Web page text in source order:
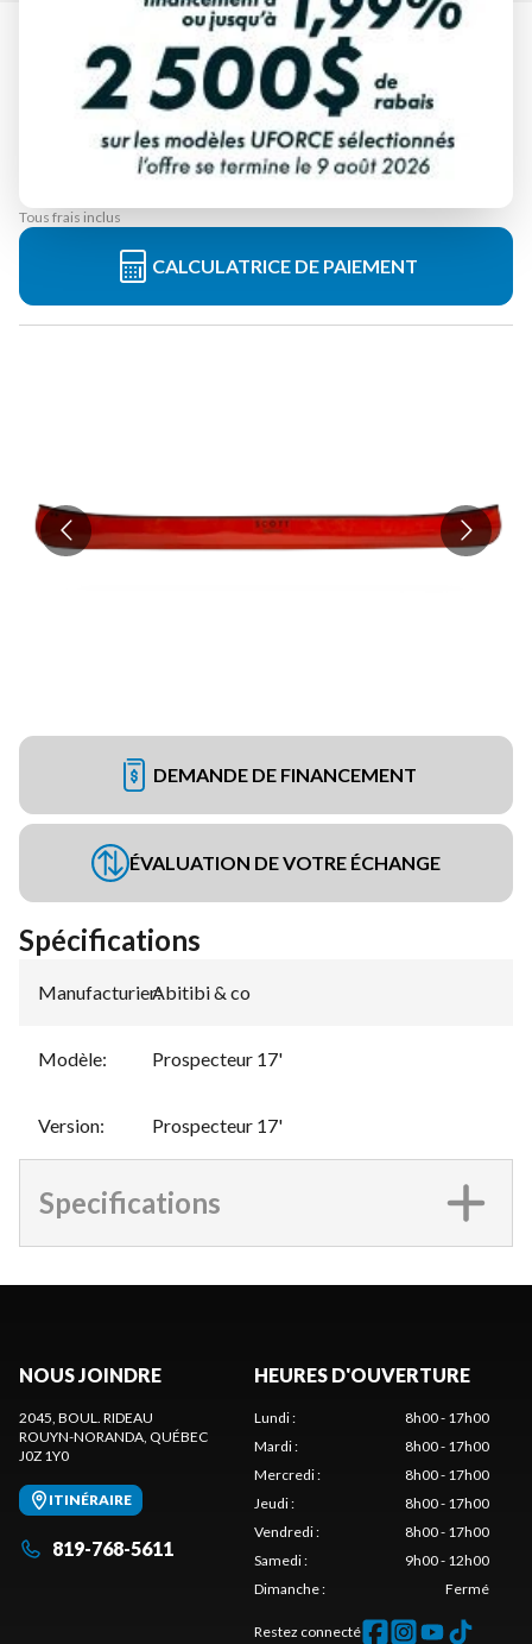
ABITIBI & CO
PROSPECTEUR 17'
À partir de
2 699 $
Tous frais inclus
CALCULATRICE DE PAIEMENT
DEMANDE DE FINANCEMENT
ÉVALUATION DE VOTRE ÉCHANGE
Spécifications
Manufacturier:
Abitibi & co
Modèle: Prospecteur 17'
Version: Prospecteur 17'
Specifications
NOUS JOINDRE
2045, BOUL. RIDEAU
ROUYN-NORANDA , QUÉBEC
J0Z 1Y0
ITINÉRAIRE
819-768-5611
HEURES D'OUVERTURE
Lundi:
8h00 - 17h00
Mardi:
8h00 - 17h00
Mercredi:
8h00 - 17h00
Jeudi:
8h00 - 17h00
Vendredi:
8h00 - 17h00
Samedi:
9h00 - 12h00
Dimanche: Fermé
Restez connecté